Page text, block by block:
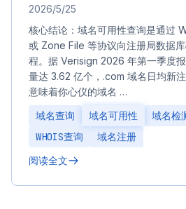
2026/5/25
核心结论：域名可用性查询是通过
或 Zone File 等协议向注册局数据
程。据 Verisign 2026 年第一季度
量达 3.62 亿个，.com 域名日均新
意味着你心仪的域名 …
域名查询 域名可用性 域名检
WHOIS查询
域名注册
阅读全文